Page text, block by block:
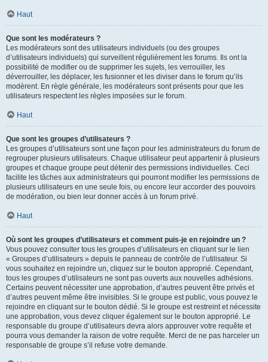
Haut
Que sont les modérateurs ?
Les modérateurs sont des utilisateurs individuels (ou des groupes
d’utilisateurs individuels) qui surveillent régulièrement les forums. Ils ont la
possibilité de modifier ou de supprimer les sujets, les verrouiller, les
déverrouiller, les déplacer, les fusionner et les diviser dans le forum qu’ils
modèrent. En règle générale, les modérateurs sont présents pour que les
utilisateurs respectent les règles imposées sur le forum.
Haut
Que sont les groupes d’utilisateurs ?
Les groupes d’utilisateurs sont une façon pour les administrateurs du forum de
regrouper plusieurs utilisateurs. Chaque utilisateur peut appartenir à plusieurs
groupes et chaque groupe peut détenir des permissions individuelles. Ceci
facilite les tâches aux administrateurs qui pourront modifier les permissions de
plusieurs utilisateurs en une seule fois, ou encore leur accorder des pouvoirs
de modération, ou bien leur donner accès à un forum privé.
Haut
Où sont les groupes d’utilisateurs et comment puis-je en rejoindre un ?
Vous pouvez consulter tous les groupes d’utilisateurs en cliquant sur le lien
« Groupes d’utilisateurs » depuis le panneau de contrôle de l’utilisateur. Si
vous souhaitez en rejoindre un, cliquez sur le bouton approprié. Cependant,
tous les groupes d’utilisateurs ne sont pas ouverts aux nouvelles adhésions.
Certains peuvent nécessiter une approbation, d’autres peuvent être privés et
d’autres peuvent même être invisibles. Si le groupe est public, vous pouvez le
rejoindre en cliquant sur le bouton dédié. Si le groupe est restreint et nécessite
une approbation, vous devez cliquer également sur le bouton approprié. Le
responsable du groupe d’utilisateurs devra alors approuver votre requête et
pourra vous demander la raison de votre requête. Merci de ne pas harceler un
responsable de groupe s’il refuse votre demande.